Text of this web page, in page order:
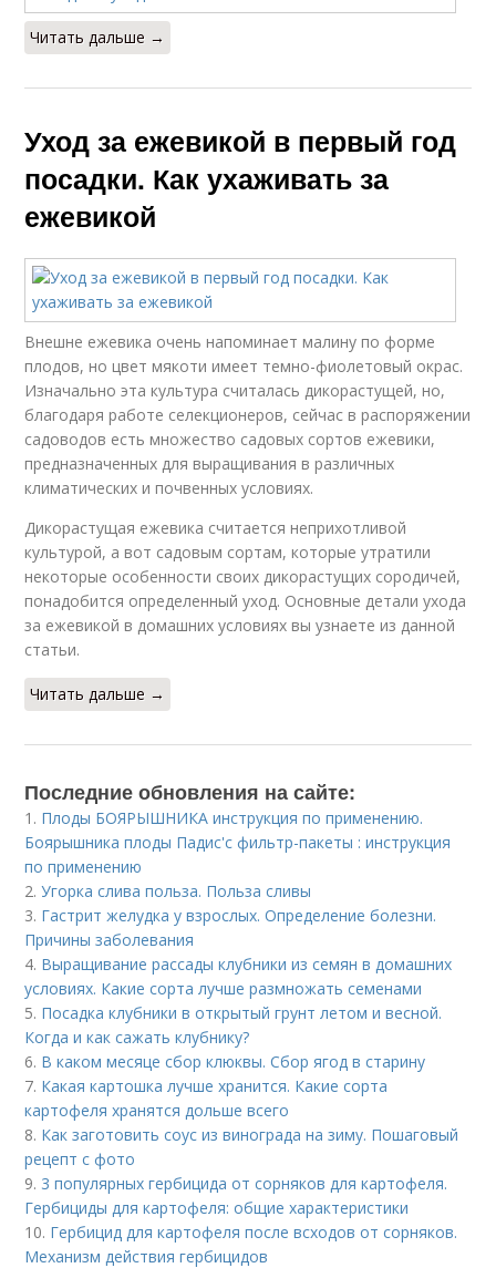
Читать дальше →
Уход за ежевикой в первый год
посадки. Как ухаживать за
ежевикой
Внешне ежевика очень напоминает малину по форме
плодов, но цвет мякоти имеет темно-фиолетовый окрас.
Изначально эта культура считалась дикорастущей, но,
благодаря работе селекционеров, сейчас в распоряжении
садоводов есть множество садовых сортов ежевики,
предназначенных для выращивания в различных
климатических и почвенных условиях.
Дикорастущая ежевика считается неприхотливой
культурой, а вот садовым сортам, которые утратили
некоторые особенности своих дикорастущих сородичей,
понадобится определенный уход. Основные детали ухода
за ежевикой в домашних условиях вы узнаете из данной
статьи.
Читать дальше →
Последние обновления на сайте:
1. Плоды БОЯРЫШНИКА инструкция по применению.
Боярышника плоды Падис'с фильтр-пакеты : инструкция
по применению
2.Угорка слива польза. Польза сливы
3. Гастрит желудка у взрослых. Определение болезни.
Причины заболевания
4. Выращивание рассады клубники из семян в домашних
условиях. Какие сорта лучше размножать семенами
5. Посадка клубники в открытый грунт летом и весной.
Когда и как сажать клубнику?
6. В каком месяце сбор клюквы. Сбор ягод в старину
7. Какая картошка лучше хранится. Какие сорта
картофеля хранятся дольше всего
8. Как заготовить соус из винограда на зиму. Пошаговый
рецепт с фото
9. 3 популярных гербицида от сорняков для картофеля.
Гербициды для картофеля: общие характеристики
10. Гербицид для картофеля после всходов от сорняков.
Механизм действия гербицидов